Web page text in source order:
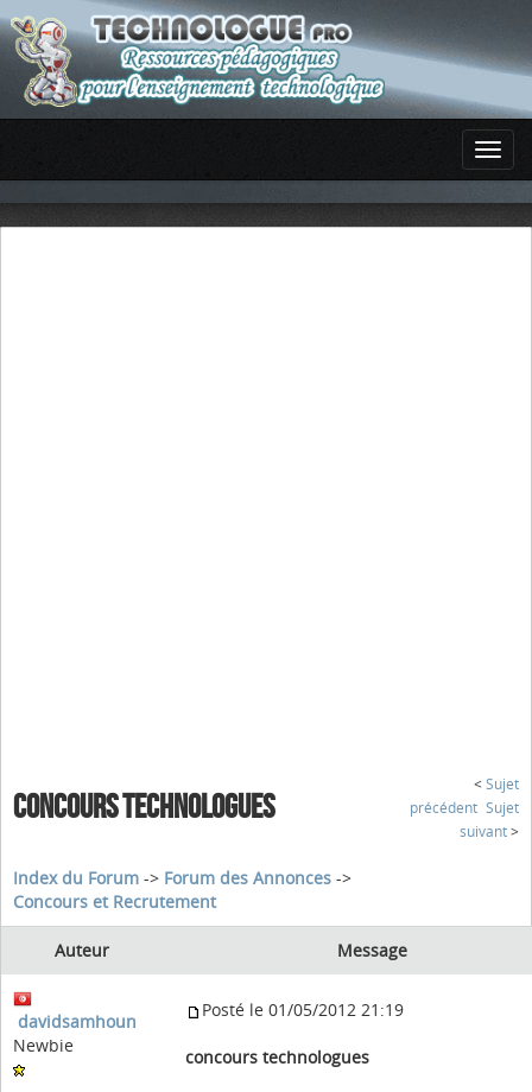
CONCOURS TECHNOLOGUES
< Sujet
précédent Sujet
suivant >
Index du Forum -> Forum des Annonces ->
Concours et Recrutement
Auteur Message
davidsamhoun
Newbie
Posté le 01/05/2012 21:19
concours technologues